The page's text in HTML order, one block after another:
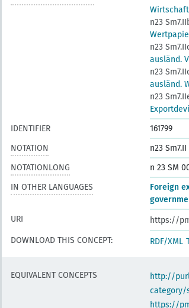
Wirtschaft
n23
n23
ausländ.
n23
ausländ.
n23
IDENTIFIER
161799
NOTATION
n23
NOTATIONLONG
n 23 SM
IN OTHER LANGUAGES
Foreign
URI
https://
DOWNLOAD THIS CONCEPT:
RDF/XML
EQUIVALENT CONCEPTS
http://
category/
https://